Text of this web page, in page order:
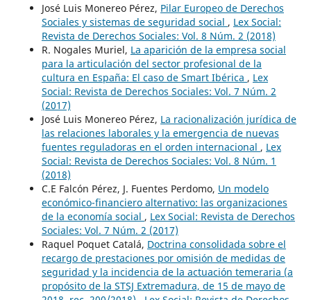
José Luis Monereo Pérez, Pilar Europeo de Derechos
Sociales y sistemas de seguridad social , Lex Social:
Revista de Derechos Sociales: Vol. 8 Núm. 2 (2018)
R. Nogales Muriel, La aparición de la empresa social
para la articulación del sector profesional de la
cultura en España: El caso de Smart Ibérica , Lex
Social: Revista de Derechos Sociales: Vol. 7 Núm. 2
(2017)
José Luis Monereo Pérez, La racionalización jurídica de
las relaciones laborales y la emergencia de nuevas
fuentes reguladoras en el orden internacional , Lex
Social: Revista de Derechos Sociales: Vol. 8 Núm. 1
(2018)
C.E Falcón Pérez, J. Fuentes Perdomo, Un modelo
económico-financiero alternativo: las organizaciones
de la economía social , Lex Social: Revista de Derechos
Sociales: Vol. 7 Núm. 2 (2017)
Raquel Poquet Catalá, Doctrina consolidada sobre el
recargo de prestaciones por omisión de medidas de
seguridad y la incidencia de la actuación temeraria (a
propósito de la STSJ Extremadura, de 15 de mayo de